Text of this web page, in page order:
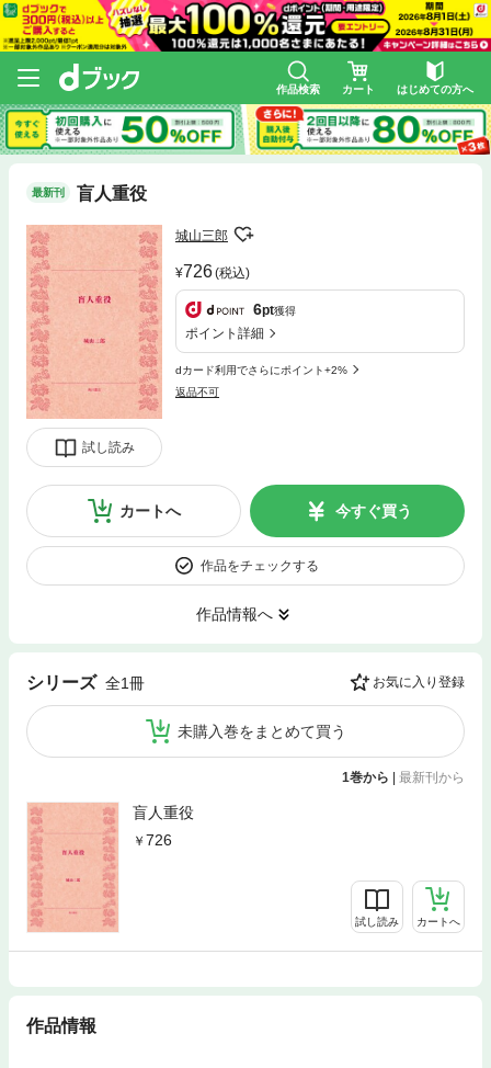
作品検索 カート はじめての方へ
最新刊 盲人重役
試し読み
城山三郎
726(税込)
6pt獲得
ポイント詳細
dカード利用でさらにポイント+2%
返品不可
カートへ 今すぐ買う
作品をチェックする
作品情報へ
シリーズ 全1冊 お気に入り登録
未購入巻をまとめて買う
1巻から | 最新刊から
盲人重役
726
試し読み カートへ
作品情報